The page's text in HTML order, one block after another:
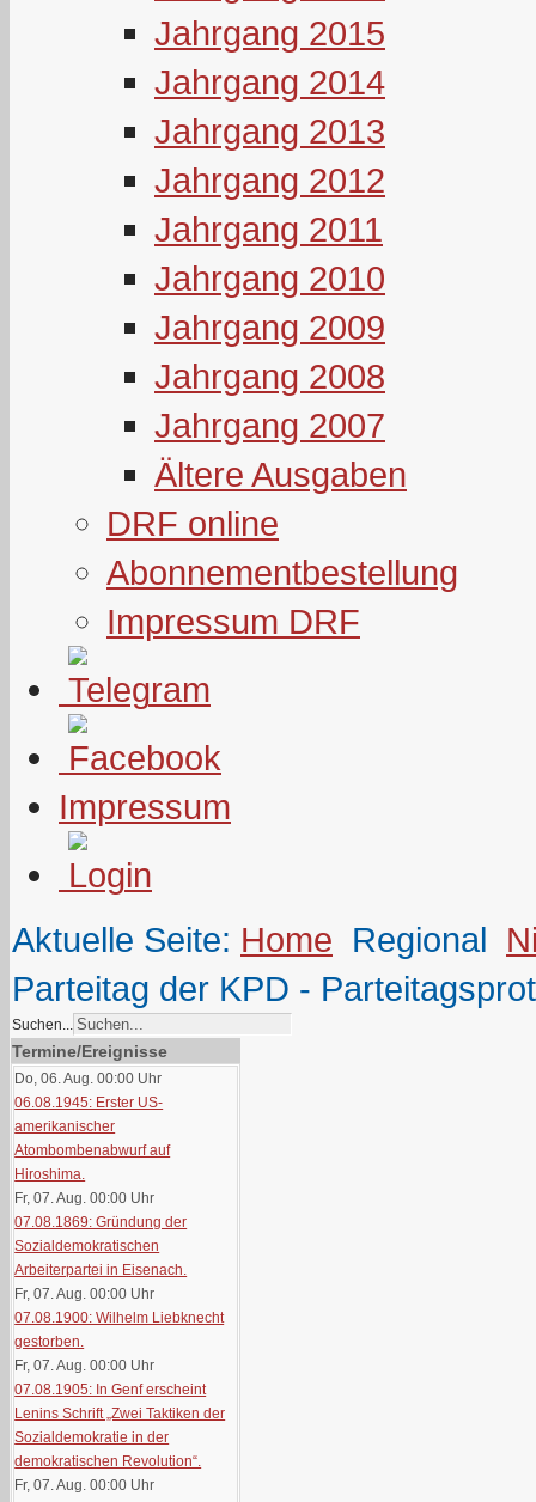
Jahrgang 2015
Jahrgang 2014
Jahrgang 2013
Jahrgang 2012
Jahrgang 2011
Jahrgang 2010
Jahrgang 2009
Jahrgang 2008
Jahrgang 2007
Ältere Ausgaben
DRF online
Abonnementbestellung
Impressum DRF
Impressum
Aktuelle Seite: Home Regional
Parteitag der KPD -
Suchen...
Termine/Ereignisse
Do, 06. Aug. 00:00 Uhr
06.08.1945: Erster US-
amerikanischer
Atombombenabwurf auf
Hiroshima.
Fr, 07. Aug. 00:00 Uhr
07.08.1869: Gründung der
Sozialdemokratischen
Arbeiterpartei in Eisenach.
Fr, 07. Aug. 00:00 Uhr
07.08.1900: Wilhelm Liebknecht
gestorben.
Fr, 07. Aug. 00:00 Uhr
07.08.1905: In Genf erscheint
Lenins Schrift „Zwei Taktiken der
Sozialdemokratie in der
demokratischen Revolution“.
Fr, 07. Aug. 00:00 Uhr